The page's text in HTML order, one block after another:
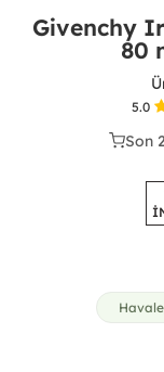
Givenchy
80
5.0
Son